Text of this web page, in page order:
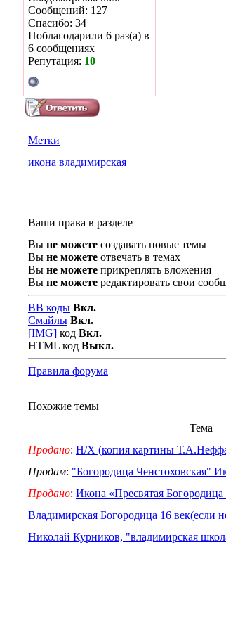
Сообщений: 127
Спасибо: 34
Поблагодарили 6 раз(а) в
6 сообщениях
Репутация: 10
Метки
икона владимирская
Ваши права в разделе
Вы не можете создавать новые темы
Вы не можете отвечать в темах
Вы не можете прикреплять вложения
Вы не можете редактировать свои
BB коды Вкл.
Смайлы Вкл.
[IMG] код Вкл.
HTML код Выкл.
Правила форума
Похожие темы
Тема
Продано: Н/Х (копия картины
Продам: "Богородица Ченстоховская"
Продано: Икона «Пресвятая
Владимирская Богородица 16 век(если
Николай Курников, "владимирская